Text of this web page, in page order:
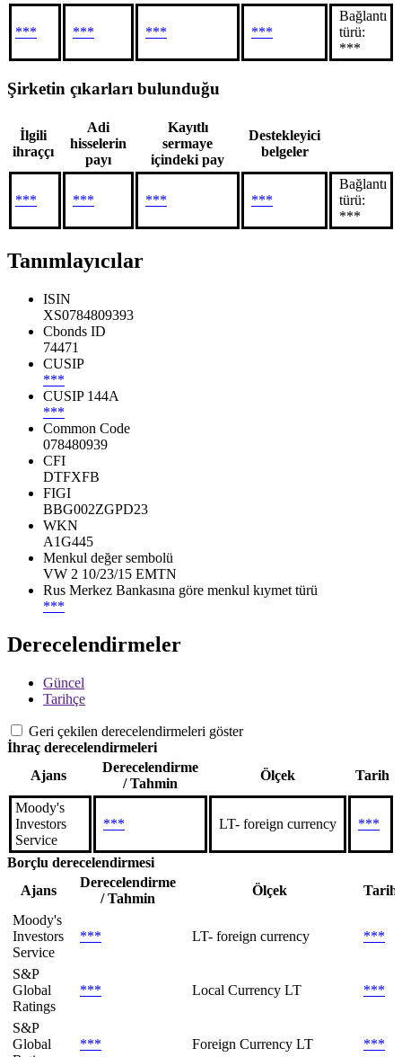
*** *** *** ***
Bağlantı
türü:
***
Şirketin çıkarları bulunduğu
İlgili
ihraççı
Adi
hisselerin
payı
Kayıtlı
sermaye
içindeki pay
Destekleyici
belgeler
*** *** *** ***
Bağlantı
türü:
***
Tanımlayıcılar
ISIN
XS0784809393
Cbonds ID
74471
CUSIP
***
CUSIP 144A
***
Common Code
078480939
CFI
DTFXFB
FIGI
BBG002ZGPD23
WKN
A1G445
Menkul değer sembolü
VW 2 10/23/15 EMTN
Rus Merkez Bankasına göre menkul kıymet türü
***
Derecelendirmeler
Güncel
Tarihçe
Geri çekilen derecelendirmeleri göster
İhraç derecelendirmeleri
Ajans
Derecelendirme
/ Tahmin
Ölçek Tarih
Moody's
Investors
Service
*** LT- foreign currency ***
Borçlu derecelendirmesi
Ajans
Derecelendirme
/ Tahmin
Ölçek
Tarih
Moody's
Investors
Service
*** LT- foreign currency ***
S&P
Global
Ratings
*** Local Currency LT ***
S&P
Global
*** Foreign Currency LT ***